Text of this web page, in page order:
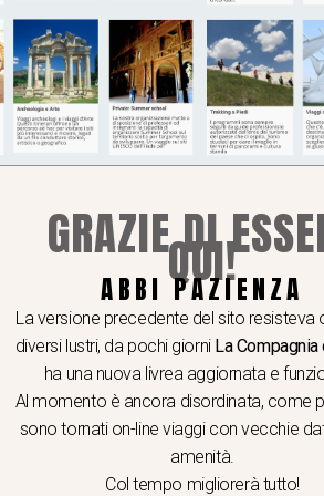
urbana. Inoltre, si sta
la città.
e seminari
e viaggi video e fotografici
School
& gastronomia
in caicco
dello Spirito
GRAZIE DI
QUI!
ABBI PAZIENZA
La versione precedente del sito resisteva
diversi lustri, da pochi giorni La Compagnia
ha una nuova livrea aggiornata e
Al momento è ancora disordinata, come
sono tornati on-line viaggi con vecchie
amenità.
Col tempo migliorerà tutto!